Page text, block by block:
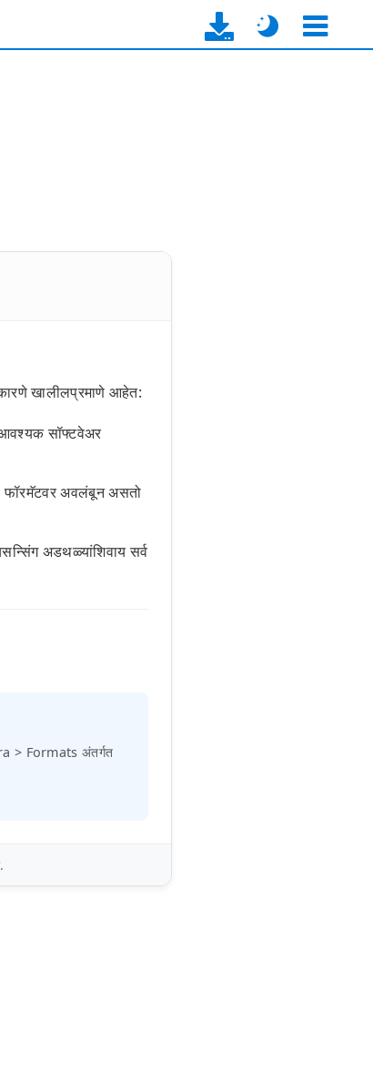
खालीलप्रमाणे आहेत:
सॉफ्टवेअर
फॉरमॅटवर अवलंबून असतो
अडथळ्यांशिवाय सर्व
> Formats अंतर्गत